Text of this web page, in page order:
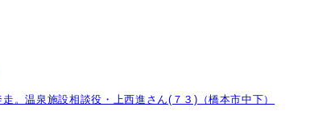
。温泉施設相談役・上西進さん(７３)（橋本市中下）